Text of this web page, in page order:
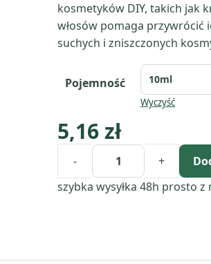
kosmetyków DIY, takich jak
włosów pomaga przywrócić
suchych i zniszczonych
Pojemność
Wyczyść
5,16zł
-
ilość
Olej
+
szybka wysyłka 48h prosto z